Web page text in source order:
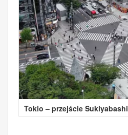
Tokio – przejście Sukiyabashi